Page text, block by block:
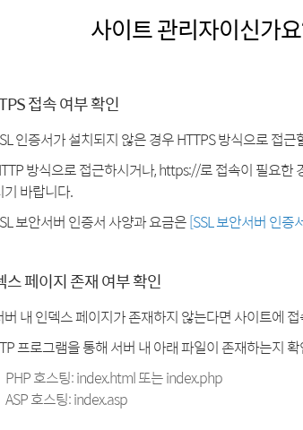
사이트 관리자이신가
접속 여부 확인
인증서가 설치되지 않은 경우 HTTPS 방식으로 접근
방식으로 접근하시거나, https://로 접속이 필요한
기 바랍니다.
보안서버 인증서 사양과 요금은[SSL 보안서버 인증
스 페이지 존재 여부 확인
버 내 인덱스 페이지가 존재하지 않는다면 사이트에
프로그램을 통해 서버 내 아래 파일이 존재하는지
PHP 호스팅: index.html 또는 index.php
ASP 호스팅: index.asp